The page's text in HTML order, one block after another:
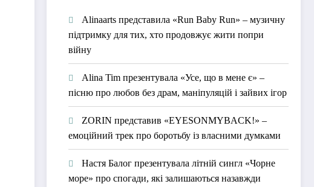
Alinaarts представила «Run Baby Run» – музичну
підтримку для тих, хто продовжує жити попри
війну
Alina Tim презентувала «Усе, що в мене є» –
пісню про любов без драм, маніпуляцій і зайвих ігор
ZORIN представив «EYESONMYBACK!» –
емоційний трек про боротьбу із власними думками
Настя Балог презентувала літній сингл «Чорне
море» про спогади, які залишаються назавжди